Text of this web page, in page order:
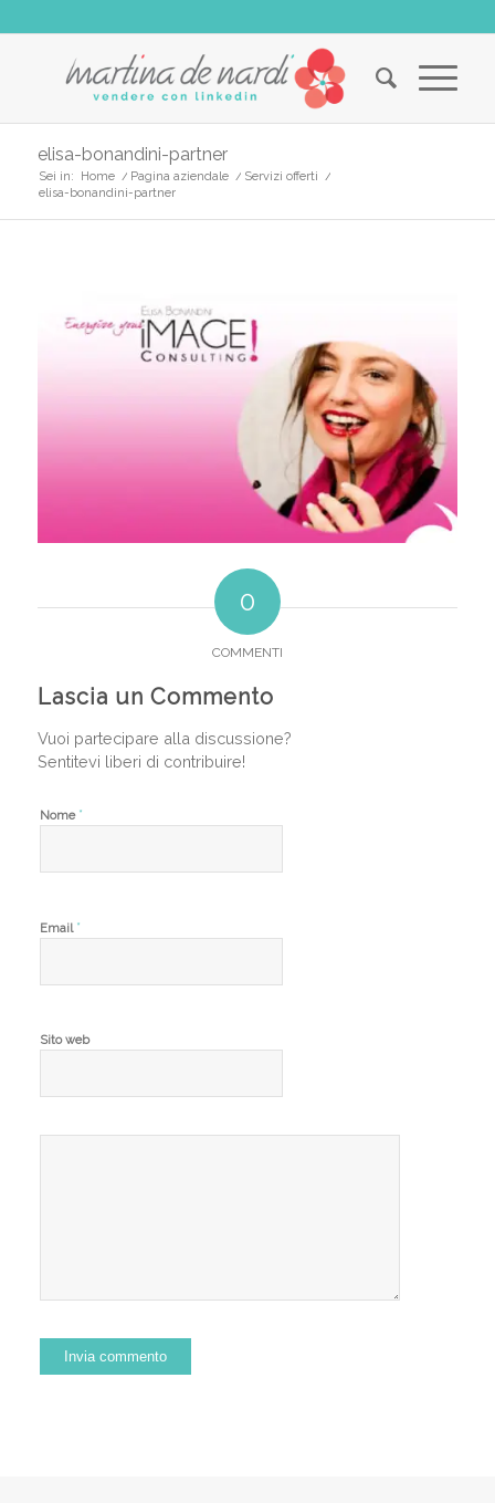
elisa-bonandini-partner
Sei in: Home / Pagina aziendale / Servizi offerti /
elisa-bonandini-partner
0
COMMENTI
Lascia un Commento
Vuoi partecipare alla discussione?
Sentitevi liberi di contribuire!
Nome *
Email *
Sito web